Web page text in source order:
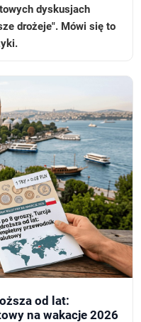
dyskusjach
drożeje". Mówi się to
od lat:
na wakacje 2026